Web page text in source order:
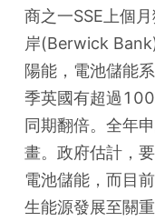
商之一SSE上個
岸(Berwick
陽能，電池儲能
季英國有超過
同期翻倍。全年
畫。政府估計，
電池儲能，而目
生能源發展至關